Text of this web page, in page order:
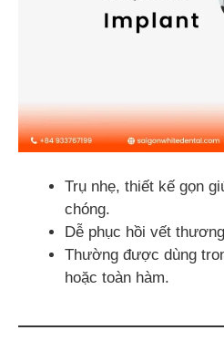
Trụ nhẹ, thiết kế gọn
chóng.
Dễ phục hồi vết
Thường được dùng
hoặc toàn hàm.